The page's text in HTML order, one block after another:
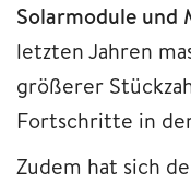
Solarmodule und
letzten Jahren
größerer
Fortschritte in
Zudem hat sich